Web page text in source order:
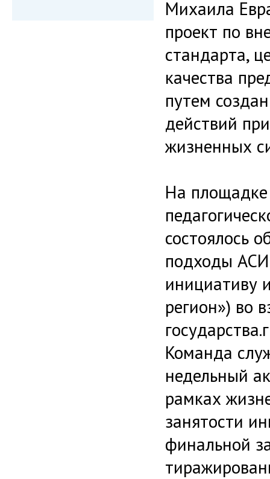
Михаила
проект по
стандарта,
качества
путем
действий
жизненных
На площадке
состоялось
подходы
инициативу
регион») во
государства.г
Команда
недельный
рамках
занятости
финальной